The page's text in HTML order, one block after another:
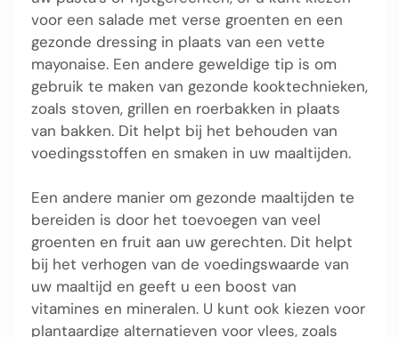
voor een salade met verse groenten en een
gezonde dressing in plaats van een vette
mayonaise. Een andere geweldige tip is om
gebruik te maken van gezonde kooktechnieken,
zoals stoven, grillen en roerbakken in plaats
van bakken. Dit helpt bij het behouden van
voedingsstoffen en smaken in uw maaltijden.
Een andere manier om gezonde maaltijden te
bereiden is door het toevoegen van veel
groenten en fruit aan uw gerechten. Dit helpt
bij het verhogen van de voedingswaarde van
uw maaltijd en geeft u een boost van
vitamines en mineralen. U kunt ook kiezen voor
plantaardige alternatieven voor vlees, zoals